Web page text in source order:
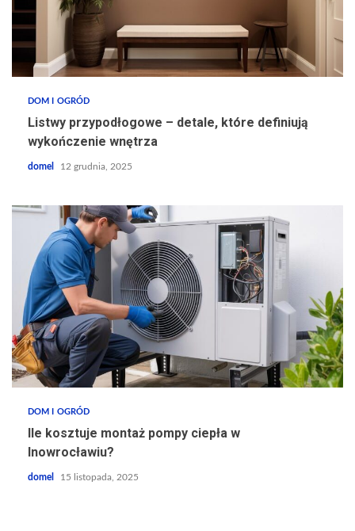
DOM I OGRÓD
Listwy przypodłogowe – detale, które definiują
wykończenie wnętrza
domel 12 grudnia, 2025
DOM I OGRÓD
Ile kosztuje montaż pompy ciepła w
Inowrocławiu?
domel 15 listopada, 2025